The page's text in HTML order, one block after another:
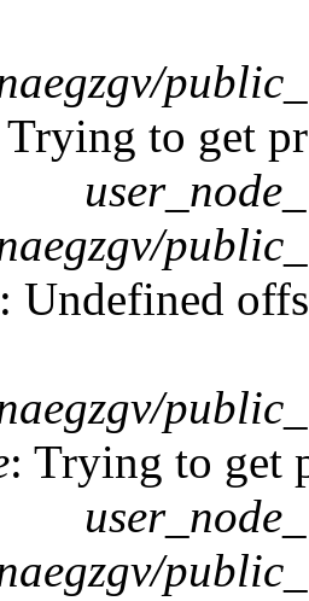
Trying to get
: Undefined
: Trying to get